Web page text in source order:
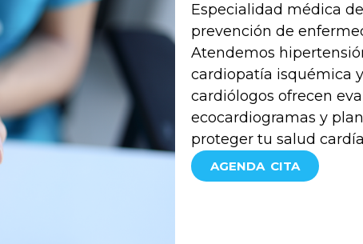
Especialidad médica
prevención de
Atendemos
cardiopatía isquémica
cardiólogos ofrecen
ecocardiogramas y
proteger tu salud
AGENDA CITA